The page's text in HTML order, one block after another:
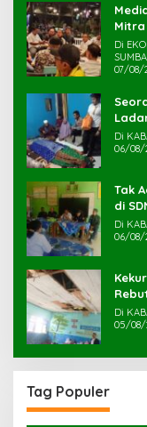
Di
07/08/
Di
06/08/
Tak
Di
06/08/
Di
05/08/
Tag Populer